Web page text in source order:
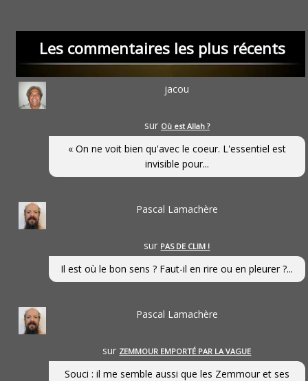
Les commentaires les plus récents
jacou
sur Où est Allah ?
« On ne voit bien qu'avec le coeur. L'essentiel est
invisible pour...
Pascal Lamachère
sur PAS DE CLIM !
Il est où le bon sens ? Faut-il en rire ou en pleurer ?...
Pascal Lamachère
sur ZEMMOUR EMPORTÉ PAR LA VAGUE
Souci : il me semble aussi que les Zemmour et ses